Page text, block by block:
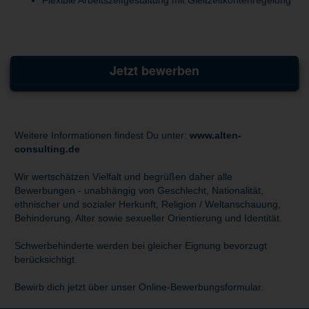
Jetzt bewerben
Weitere Informationen findest Du unter: www.alten-
consulting.de
Wir wertschätzen Vielfalt und begrüßen daher alle
Bewerbungen - unabhängig von Geschlecht, Nationalität,
ethnischer und sozialer Herkunft, Religion / Weltanschauung,
Behinderung, Alter sowie sexueller Orientierung und Identität.
Schwerbehinderte werden bei gleicher Eignung bevorzugt
berücksichtigt.
Bewirb dich jetzt über unser Online-Bewerbungsformular.